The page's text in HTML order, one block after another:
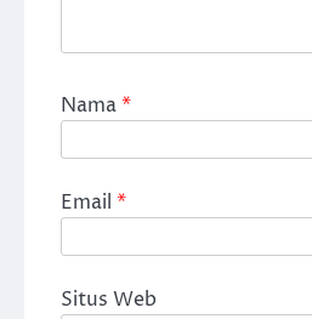
Nama*
Email *
Situs Web